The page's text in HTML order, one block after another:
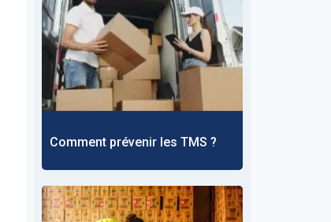
Comment prévenir les TMS ?